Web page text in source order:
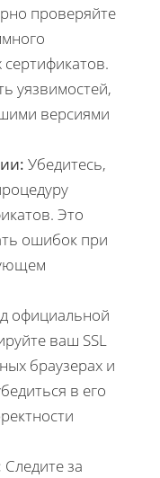
проверяйте
уязвимостей,
версиями
Убедитесь,
Это
ошибок при
официальной
ваш SSL
браузерах и
в его
Следите за